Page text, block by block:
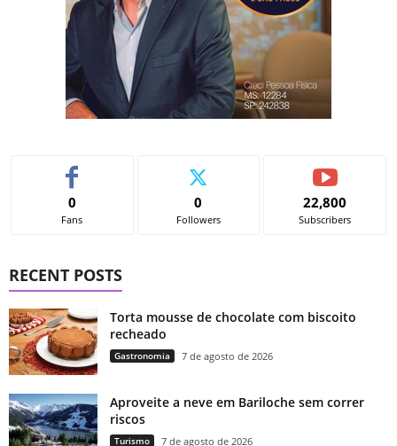
0
Fans
0
Followers
22,800
Subscribers
RECENT POSTS
Torta mousse de chocolate com biscoito
recheado
Gastronomia 7 de agosto de 2026
Aproveite a neve em Bariloche sem correr
riscos
Turismo 7 de agosto de 2026